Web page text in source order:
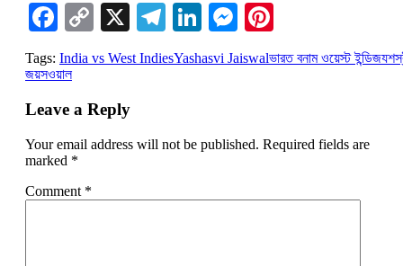
Facebook
Copy
Link
X Telegram
LinkedIn
Messenger
Tags: India vs West IndiesYashasvi Jaiswalভারত বনাম ওয়েস্ট ইন্ডিজ
জয়সওয়াল
Leave a Reply
Your email address will not be published. Required fields are
marked *
Comment *